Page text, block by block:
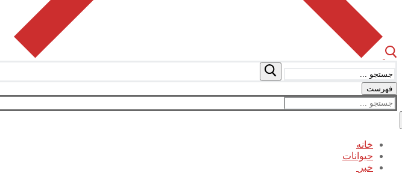
برای:
فهرست
جستجو
برای:
خانه
حیوانات
خبر